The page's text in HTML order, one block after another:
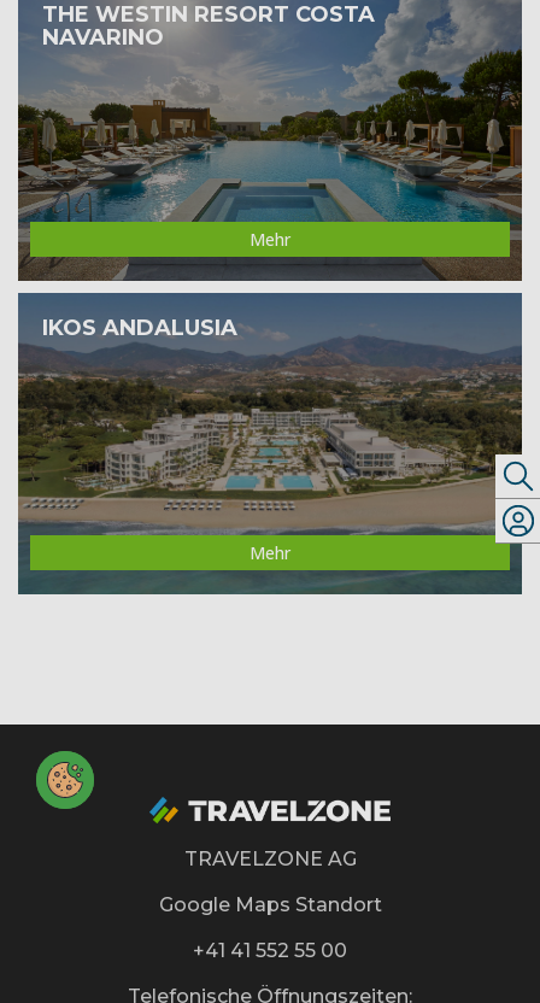
THE WESTIN RESORT COSTA
NAVARINO
Mehr
IKOS ANDALUSIA
Mehr
TRAVELZONE AG
Google Maps Standort
+41 41 552 55 00
Telefonische Öffnungszeiten: